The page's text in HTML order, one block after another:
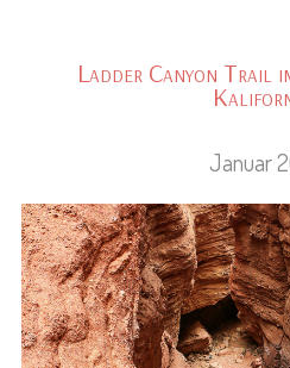
Ladder Canyon Trail
Januar